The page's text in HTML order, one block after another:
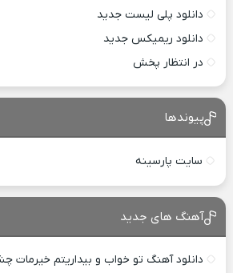
دانلود پلی لیست جدید
دانلود ریمیکس جدید
در انتظار پخش
پیوندها
سایت پارسینه
آهنگ های جدید
دانلود آهنگ تو خواب و بیداریتم خیرمات